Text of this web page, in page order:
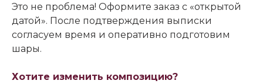
Это не проблема! Оформите заказ с «открытой
датой». После подтверждения выписки
согласуем время и оперативно подготовим
шары.
Хотите изменить композицию?